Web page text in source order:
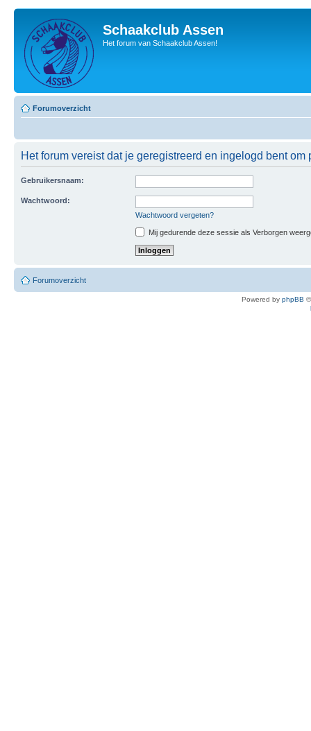
Schaakclub Assen
Het forum van Schaakclub Assen!
Forumoverzicht
Het forum vereist dat je geregistreerd en ingelogd bent om
Gebruikersnaam:
Wachtwoord:
Wachtwoord vergeten?
Mij gedurende deze sessie als Verborgen
Forumoverzicht
Powered by phpBB